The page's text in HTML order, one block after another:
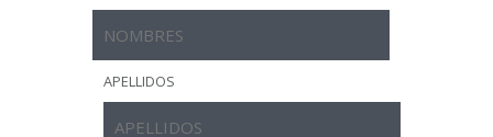
APELLIDOS